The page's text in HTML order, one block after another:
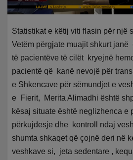
Statistikat e këtij viti flasin për një
Vetëm përgjate muajit shkurt janë
të pacientëve të cilët kryejnë
pacientë që kanë nevojë për
e Shkencave për sëmundjet e
e Fierit, Merita Alimadhi është
kësaj situate është neglizhenca e
përkujdesje dhe kontroll ndaj
shumta shkaqet që çojnë deri në
veshkave si, jeta sedentare ,